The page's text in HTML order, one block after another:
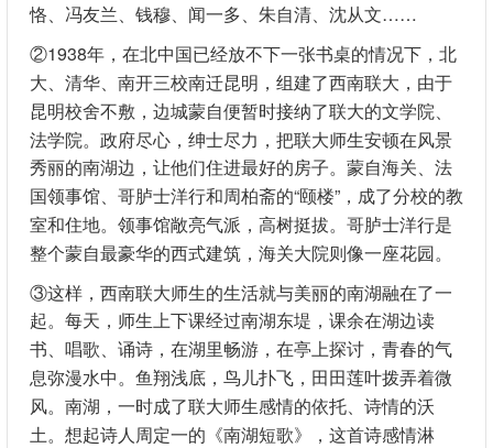
恪、冯友兰、钱穆、闻一多、朱自清、沈从文……
②1938年，在北中国已经放不下一张书桌的情况下，北
大、清华、南开三校南迁昆明，组建了西南联大，由于
昆明校舍不敷，边城蒙自便暂时接纳了联大的文学院、
法学院。政府尽心，绅士尽力，把联大师生安顿在风景
秀丽的南湖边，让他们住进最好的房子。蒙自海关、法
国领事馆、哥胪士洋行和周柏斋的“颐楼”，成了分校的教
室和住地。领事馆敞亮气派，高树挺拔。哥胪士洋行是
整个蒙自最豪华的西式建筑，海关大院则像一座花园。
③这样，西南联大师生的生活就与美丽的南湖融在了一
起。每天，师生上下课经过南湖东堤，课余在湖边读
书、唱歌、诵诗，在湖里畅游，在亭上探讨，青春的气
息弥漫水中。鱼翔浅底，鸟儿扑飞，田田莲叶拨弄着微
风。南湖，一时成了联大师生感情的依托、诗情的沃
土。想起诗人周定一的《南湖短歌》，这首诗感情淋